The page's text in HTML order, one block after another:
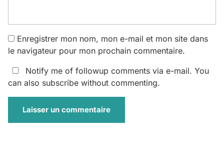
Enregistrer mon nom, mon e-mail et mon site dans
le navigateur pour mon prochain commentaire.
Notify me of followup comments via e-mail. You
can also subscribe without commenting.